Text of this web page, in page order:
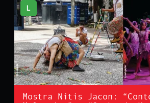
L
Mostra Nitis Jacon: